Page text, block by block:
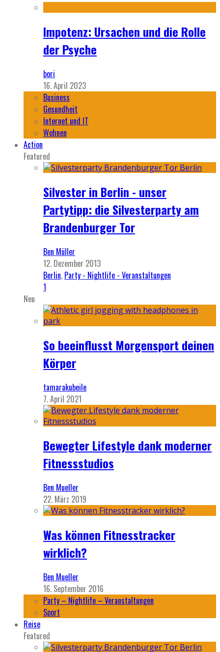
Impotenz: Ursachen und die Rolle
der Psyche
bori
16. April 2023
Business
Gesundheit
Internet und IT
Wohnen
Action
Featured
Silvester in Berlin - unser
Partytipp: die Silvesterparty am
Brandenburger Tor
Ben Müller
12. Dezember 2013
Berlin, Party - Nightlife - Veranstaltungen
1
Neu
So beeinflusst Morgensport deinen
Körper
tamarakubeile
7. April 2021
Bewegter Lifestyle dank moderner
Fitnessstudios
Ben Mueller
22. März 2019
Was können Fitnesstracker
wirklich?
Ben Mueller
16. September 2016
Party – Nightlife – Veranstaltungen
Sport
Reise
Featured